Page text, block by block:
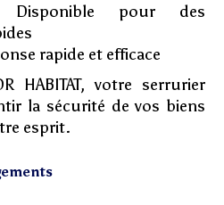
Disponible pour des
rapide et efficace
HABITAT, votre serrurier
la sécurité de vos biens
esprit.